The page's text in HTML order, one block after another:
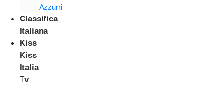
Azzurri
Classifica
Italiana
Kiss
Kiss
Italia
Tv